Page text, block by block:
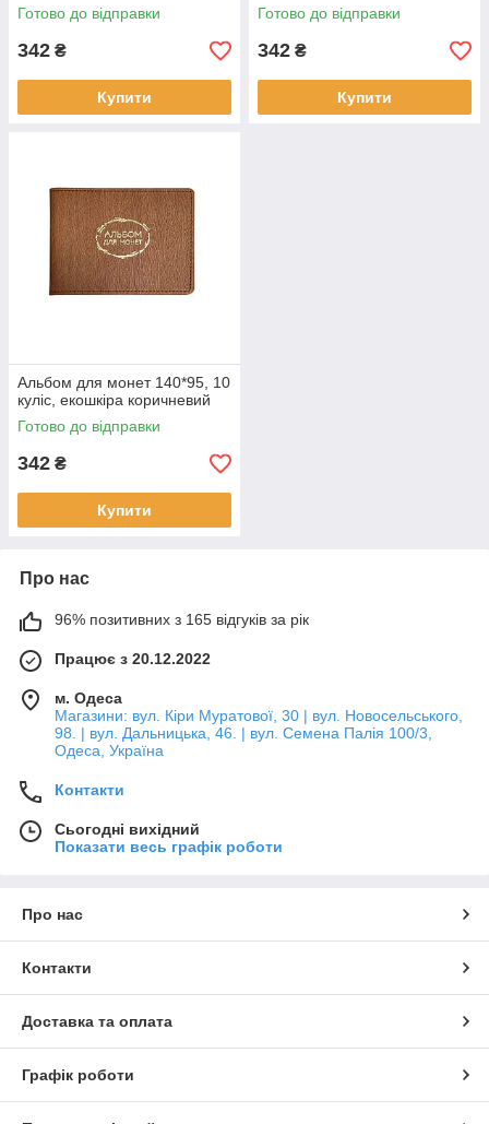
Готово до відправки
342 ₴
Купити
Готово до відправки
342 ₴
Купити
Альбом для монет 140*95, 10
куліс, екошкіра коричневий
Готово до відправки
342 ₴
Купити
Про нас
96% позитивних з 165 відгуків за рік
Працює з 20.12.2022
м. Одеса
Магазини: вул. Кіри Муратової, 30 | вул. Новосельського,
98. | вул. Дальницька, 46. | вул. Семена Палія 100/3,
Одеса, Україна
Контакти
Сьогодні вихідний
Показати весь графік роботи
Про нас
Контакти
Доставка та оплата
Графік роботи